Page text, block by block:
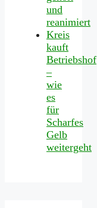
und
reanimiert
Kreis
kauft
Betriebshof
–
wie
es
für
Scharfes
Gelb
weitergeht